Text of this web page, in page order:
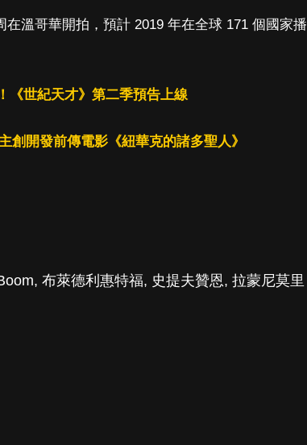
在溫哥華開拍，預計 2019 年在全球 171 個國家播
《世紀天才》第二季預告上線
創開發前傳電影《紐華克的諸多聖人》
, 布萊德利惠特福, 史提夫贊恩, 拉蒙尼莫里